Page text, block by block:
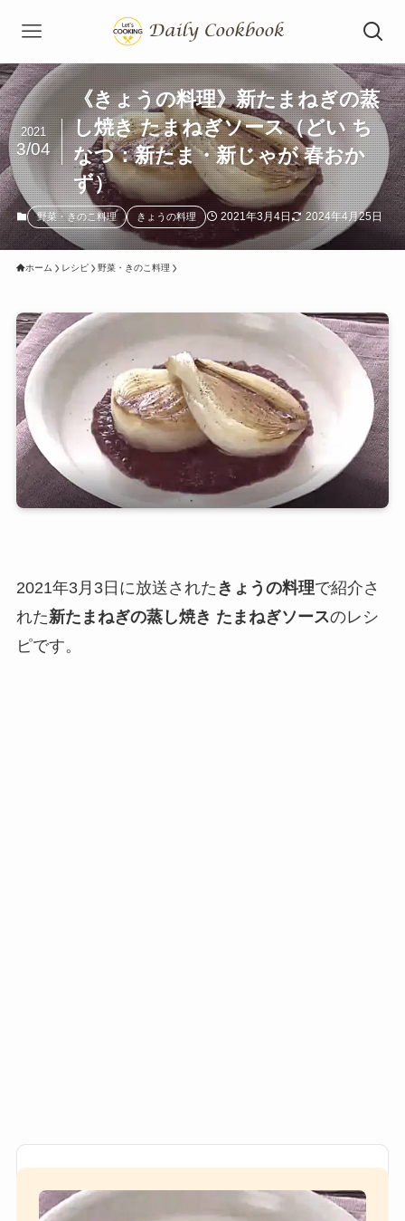
《きょうの料理》新たまねぎの蒸
し焼き たまねぎソース（どい ち
なつ：新たま・新じゃが 春おか
ず）
2021
3/04
野菜・きのこ料理 きょうの料理 2021年3月4日 2024年4月25日
ホーム レシピ 野菜・きのこ料理
2021年3月3日に放送された きょうの料理で紹介さ
れた新たまねぎの蒸し焼き たまねぎソースのレシ
ピです。